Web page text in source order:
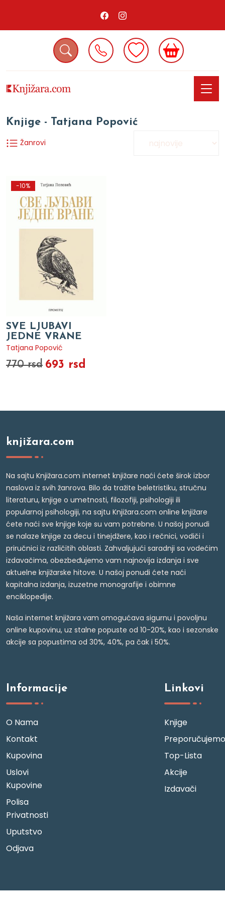
Knjige - Tatjana Popović
Žanrovi
-10%
SVE LJUBAVI
JEDNE VRANE
Tatjana Popović
770 rsd 693 rsd
knjižara.com
Na sajtu Knjižara.com internet knjižare naći ćete širok izbor
naslova iz svih žanrova. Bilo da tražite beletristiku, stručnu
literaturu, knjige o umetnosti, filozofiji, psihologiji ili
popularnoj psihologiji, na sajtu Knjižara.com online knjižare
ćete naći sve knjige koje su vam potrebne. U našoj ponudi
se nalaze knjige za decu i tinejdžere, kao i rečnici, vodiči i
priručnici iz različitih oblasti. Zahvaljujući saradnji sa vodećim
izdavačima, obezbeđujemo vam najnovija izdanja i sve
aktuelne knjižarske hitove. U našoj ponudi ćete naći
kapitalna izdanja, izuzetne monografije i obimne
enciklopedije.
Naša internet knjižara vam omogućava sigurnu i povoljnu
online kupovinu, uz stalne popuste od 10-20%, kao i sezonske
akcije sa popustima od 30%, 40%, pa čak i 50%.
Informacije
O Nama
Kontakt
Kupovina
Uslovi
Kupovine
Polisa
Privatnosti
Uputstvo
Odjava
Linkovi
Knjige
Preporučujemo
Top-Lista
Akcije
Izdavači